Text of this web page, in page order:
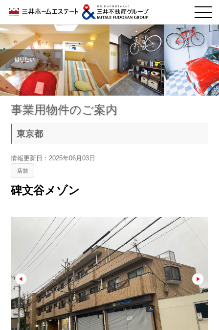
事業用物件のご案内
東京都
情報更新日：2025年06月03日
店舗
碑文谷メゾン